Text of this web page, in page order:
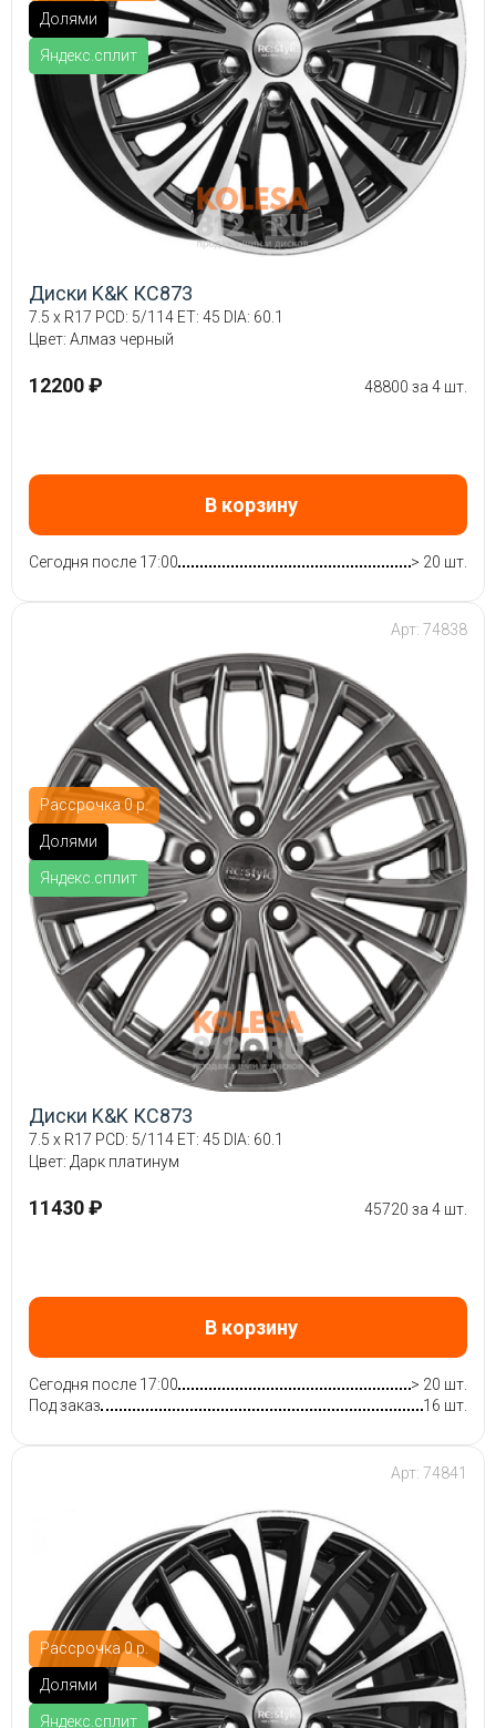
Долями
Яндекс.сплит
Диски K&K КС873
7.5 x R17 PCD: 5/114 ET: 45 DIA: 60.1
Цвет: Алмаз черный
12200 ₽ 48800 за 4 шт.
В корзину
Сегодня после 17:00 > 20 шт.
Рассрочка 0 р.
Долями
Яндекс.сплит
Арт: 74838
Диски K&K КС873
7.5 x R17 PCD: 5/114 ET: 45 DIA: 60.1
Цвет: Дарк платинум
11430 ₽ 45720 за 4 шт.
В корзину
Сегодня после 17:00
> 20 шт.
Под заказ
16 шт.
Рассрочка 0 р.
Долями
Яндекс.сплит
Арт: 74841